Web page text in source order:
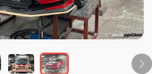
像の記事を読む